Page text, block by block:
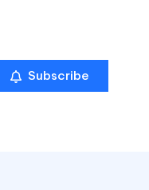
Subscribe